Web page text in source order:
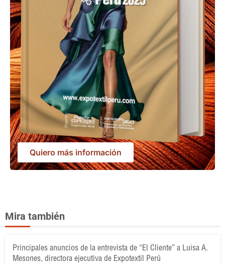
Quiero más información
Mira también
Principales anuncios de la entrevista de “El Cliente” a Luisa A.
Mesones, directora ejecutiva de Expotextil Perú